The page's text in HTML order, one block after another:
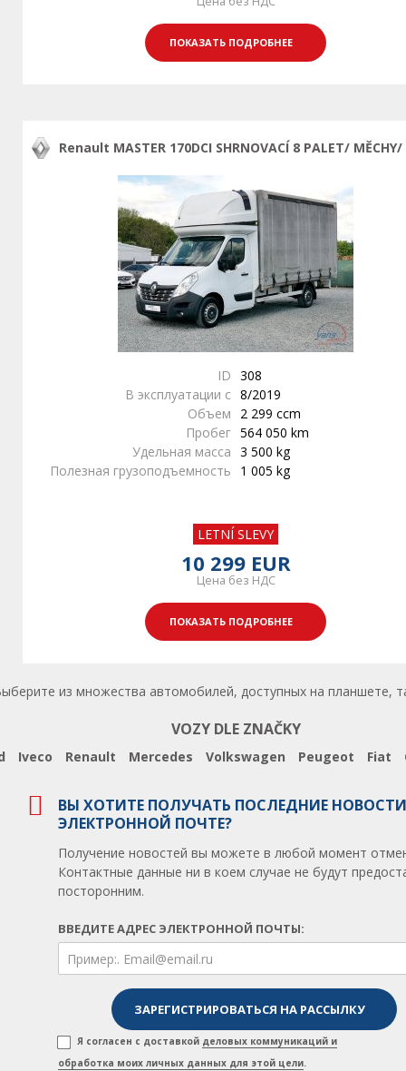
ПОКАЗАТЬ ПОДРОБНЕЕ
Renault MASTER 170DCI SHRNOVACÍ 8 PALET/ MĚCHY/
ID 308
В эксплуатации с 8/2019
Объем
2 299 ccm
Пробег 564 050 km
Удельная масса 3 500 kg
Полезная грузоподъемность
1 005 kg
LETNÍ SLEVY
10 299 EUR
Цена без НДС
ПОКАЗАТЬ ПОДРОБНЕЕ
из множества автомобилей, доступных на
VOZY DLE ZNAČKY
Iveco Renault Mercedes Volkswagen Peugeot Fiat
ВЫ ХОТИТЕ ПОЛУЧАТЬ ПОСЛЕДНИЕ
ЭЛЕКТРОННОЙ ПОЧТЕ?
Получение новостей вы можете в любой момент
Контактные данные ни в коем случае не будут
посторонним.
ВВЕДИТЕ АДРЕС ЭЛЕКТРОННОЙ ПОЧТЫ:
Я согласен с доставкой деловых коммуникаций и
обработка моих личных данных для этой цели.